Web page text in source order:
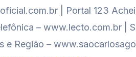
| Portal 123
– www.lecto.com.br |
e Região –